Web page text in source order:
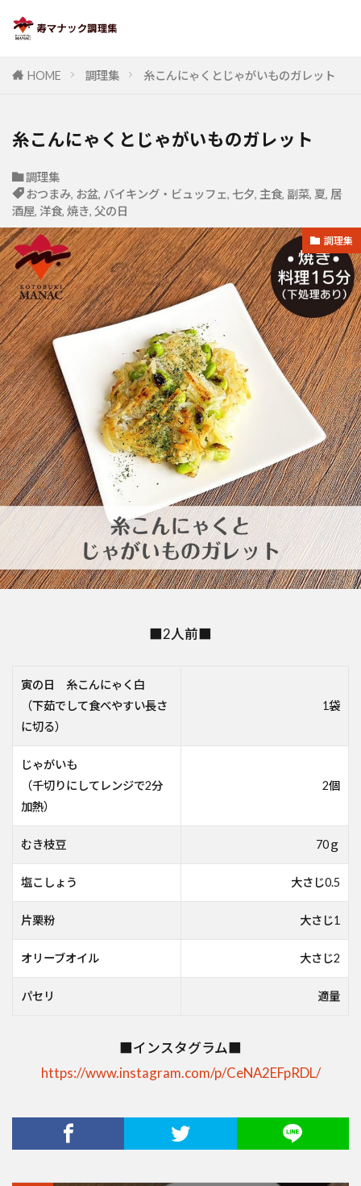
HOME 調理集 糸こんにゃくとじゃがいものガレット
糸こんにゃくとじゃがいものガレット
調理集
おつまみ, お盆, バイキング・ビュッフェ, 七夕, 主食, 副菜, 夏, 居
酒屋, 洋食, 焼き, 父の日
調理集
■2人前■
寅の日 糸こんにゃく白
（下茹でして食べやすい長さ
に切る）
1袋
じゃがいも
（千切りにしてレンジで2分
加熱）
2個
むき枝豆 70ｇ
塩こしょう 大さじ0.5
片栗粉 大さじ1
オリーブオイル 大さじ2
パセリ 適量
■インスタグラム■
https://www.instagram.com/p/CeNA2EFpRDL/